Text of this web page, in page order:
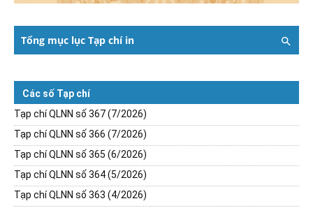
Tổng mục lục Tạp chí in
Các số Tạp chí
Tạp chí QLNN số 367 (7/2026)
Tạp chí QLNN số 366 (7/2026)
Tạp chí QLNN số 365 (6/2026)
Tạp chí QLNN số 364 (5/2026)
Tạp chí QLNN số 363 (4/2026)